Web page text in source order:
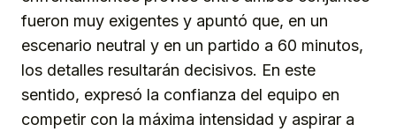
fueron muy exigentes y apuntó que, en un
escenario neutral y en un partido a 60 minutos,
los detalles resultarán decisivos. En este
sentido, expresó la confianza del equipo en
competir con la máxima intensidad y aspirar a